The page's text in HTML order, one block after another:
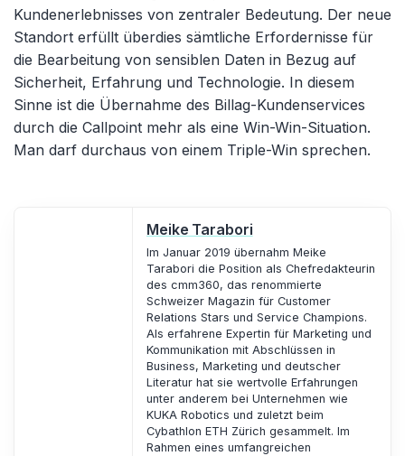
Kundenerlebnisses von zentraler Bedeutung. Der neue
Standort erfüllt überdies sämtliche Erfordernisse für
die Bearbeitung von sensiblen Daten in Bezug auf
Sicherheit, Erfahrung und Technologie. In diesem
Sinne ist die Übernahme des Billag-Kundenservices
durch die Callpoint mehr als eine Win-Win-Situation.
Man darf durchaus von einem Triple-Win sprechen.
Meike Tarabori
Im Januar 2019 übernahm Meike
Tarabori die Position als Chefredakteurin
des cmm360, das renommierte
Schweizer Magazin für Customer
Relations Stars und Service Champions.
Als erfahrene Expertin für Marketing und
Kommunikation mit Abschlüssen in
Business, Marketing und deutscher
Literatur hat sie wertvolle Erfahrungen
unter anderem bei Unternehmen wie
KUKA Robotics und zuletzt beim
Cybathlon ETH Zürich gesammelt. Im
Rahmen eines umfangreichen